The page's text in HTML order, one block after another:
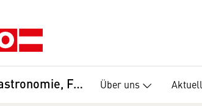
Gastronomie, Fachverband Über uns Aktuell